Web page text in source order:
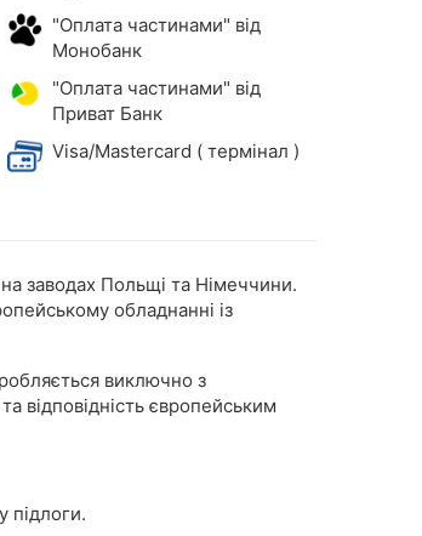
"Оплата частинами" від
Монобанк
"Оплата частинами" від
Приват Банк
Visa/Mastercard ( термінал )
заводах Польщі та Німеччини.
обладнанні із
виключно з
відповідність європейським
підлоги.